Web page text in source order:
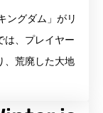
ングダム」がリ
は、プレイヤー
、荒廃した大地